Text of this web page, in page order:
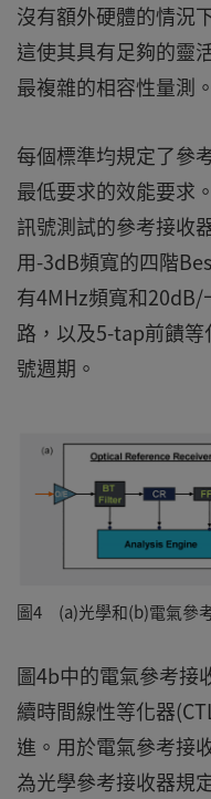
沒有額外硬體的情況
這使其具有足夠的靈
最複雜的相容性量測。
每個標準均規定了參
最低要求的效能要求
訊號測試的參考接收
用-3dB頻寬的四階
有4MHz頻寬和20dB/
路，以及5-tap前饋
號週期。
圖4 (a)光學和(b)電氣參
圖4b中的電氣參考接
續時間線性等化器
進。用於電氣參考接
為光學參考接收器規